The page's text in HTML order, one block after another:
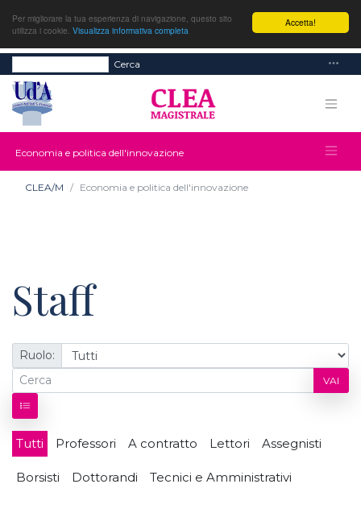
Accetta!
Per migliorare la tua esperienza di navigazione, questo sito
utilizza i cookie. Visualizza informativa completa
Cerca
Economia e politica dell'innovazione
CLEA/M Economia e politica dell'innovazione
Staff
Ruolo:
VAI
Tutti Professori A contratto Lettori Assegnisti
Borsisti Dottorandi Tecnici e Amministrativi